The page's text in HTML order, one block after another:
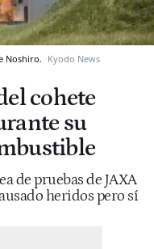
Noshiro. Kyodo News
cohete
su
de pruebas de JAXA
heridos pero sí